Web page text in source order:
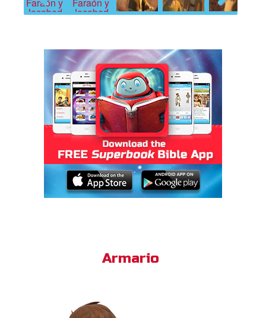
Previous Next
Armario